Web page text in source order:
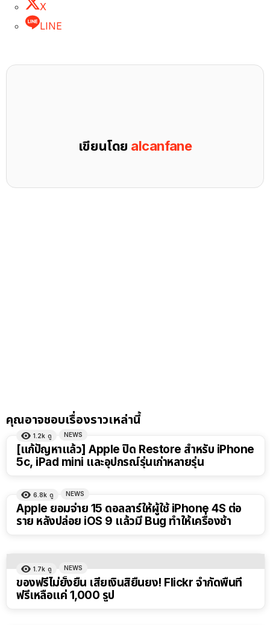
X
LINE
เขียนโดย alcanfane
คุณอาจชอบเรื่องราวเหล่านี้
1.2k ดู NEWS
[แก้ปัญหาแล้ว] Apple ปิด Restore สำหรับ iPhone
5c, iPad mini และอุปกรณ์รุ่นเก่าหลายรุ่น
6.8k ดู NEWS
Apple ยอมจ่าย 15 ดอลลาร์ให้ผู้ใช้ iPhone 4S ต่อ
ราย หลังปล่อย iOS 9 แล้วมี Bug ทำให้เครื่องช้า
1.7k ดู NEWS
ของฟรีไม่ยั้งยืน เสียเงินสิยืนยง! Flickr จำกัดพื้นที่
ฟรีเหลือแค่ 1,000 รูป